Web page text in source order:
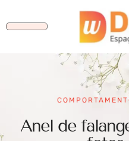
Anel de